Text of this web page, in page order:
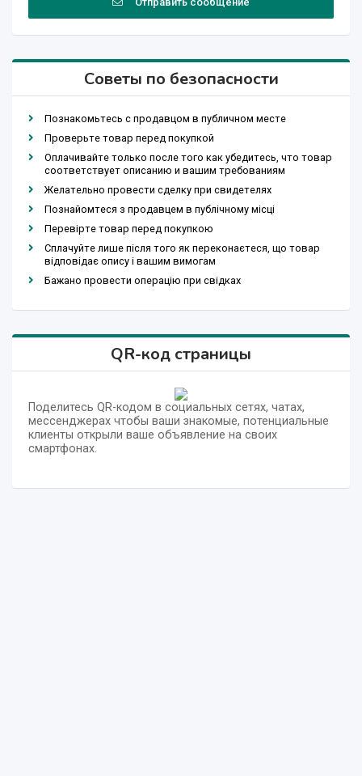
Советы по безопасности
Познакомьтесь с продавцом в публичном месте
Проверьте товар перед покупкой
Оплачивайте только после того как убедитесь, что товар
соответствует описанию и вашим требованиям
Желательно провести сделку при свидетелях
Познайомтеся з продавцем в публічному місці
Перевірте товар перед покупкою
Сплачуйте лише після того як переконаєтеся, що товар
відповідає опису і вашим вимогам
Бажано провести операцію при свідках
QR-код страницы
Поделитесь QR-кодом в социальных сетях, чатах,
мессенджерах чтобы ваши знакомые, потенциальные
клиенты открыли ваше объявление на своих
смартфонах.